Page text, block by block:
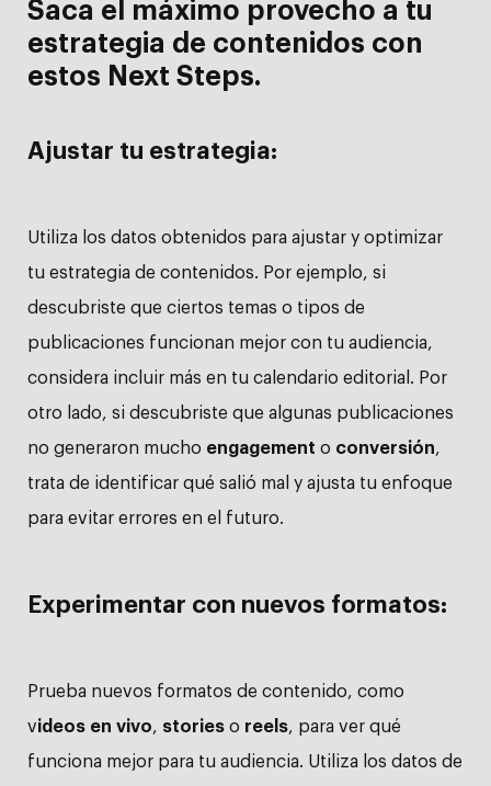
Saca el máximo provecho a tu
estrategia de contenidos con
estos Next Steps.
Ajustar tu estrategia:
Utiliza los datos obtenidos para ajustar y optimizar
tu estrategia de contenidos. Por ejemplo, si
descubriste que ciertos temas o tipos de
publicaciones funcionan mejor con tu audiencia,
considera incluir más en tu calendario editorial. Por
otro lado, si descubriste que algunas publicaciones
no generaron mucho engagement o conversión,
trata de identificar qué salió mal y ajusta tu enfoque
para evitar errores en el futuro.
Experimentar con nuevos formatos:
Prueba nuevos formatos de contenido, como
videos en vivo, stories o reels, para ver qué
funciona mejor para tu audiencia. Utiliza los datos de